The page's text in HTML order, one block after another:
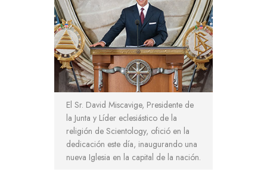
El Sr. David Miscavige, Presidente de
la Junta y Líder eclesiástico de la
religión de Scientology, ofició en la
dedicación este día, inaugurando una
nueva Iglesia en la capital de la nación.